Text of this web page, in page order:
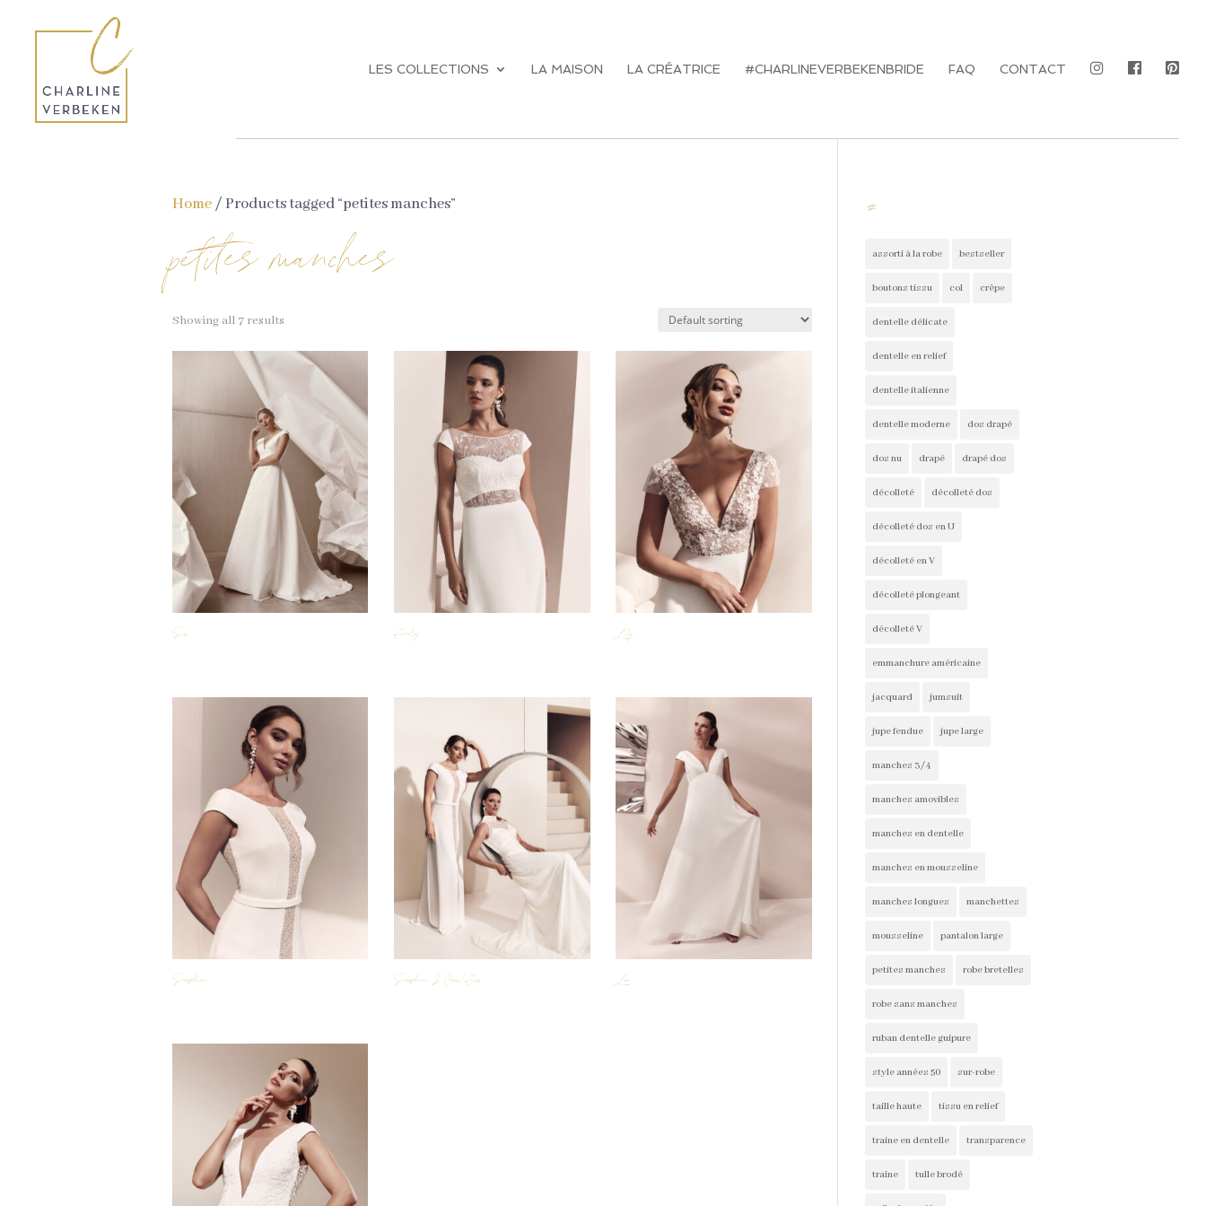
LES COLLECTIONS LA MAISON LA CRÉATRICE #CHARLINEVERBEKENBRIDE FAQ CONTACT
Home/ Products tagged “petites manches”
petites manches
Showing all 7 results
Sia Everly Lily
Seraphine Seraphine & Cara/Eva Lou
#
assorti à la robe bestseller
boutons tissu col crêpe
dentelle délicate
dentelle en relief
dentelle italienne
dentelle moderne dos drapé
dos nu drapé drapé dos
décolleté décolleté dos
décolleté dos en U
décolleté en V
décolleté plongeant
décolleté V
emmanchure américaine
jacquard jumsuit
jupe fendue jupe large
manches 3/4
manches amovibles
manches en dentelle
manches en mousseline
manches longues manchettes
mousseline pantalon large
petites manches robe bretelles
robe sans manches
ruban dentelle guipure
style années 50 sur-robe
taille haute tissu en relief
traine en dentelle transparence
traîne tulle brodé